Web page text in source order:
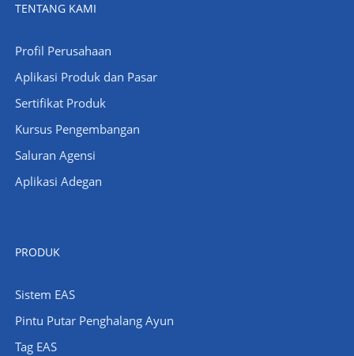
TENTANG KAMI
Profil Perusahaan
​Aplikasi Produk dan Pasar
Sertifikat Produk
Kursus Pengembangan
Saluran Agensi
Aplikasi Adegan
PRODUK
Sistem EAS
Pintu Putar Penghalang Ayun
Tag EAS